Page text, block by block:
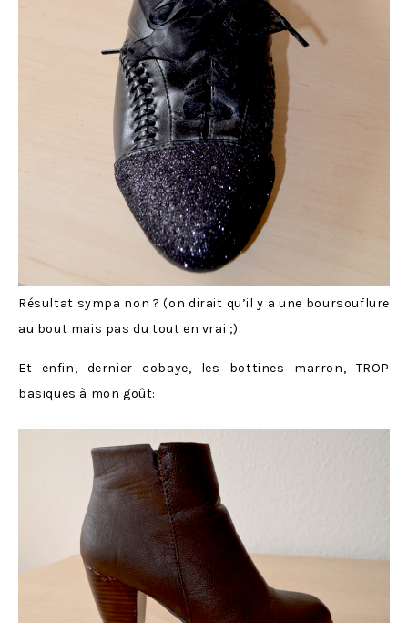
Résultat sympa non ? (on dirait qu’il y a une boursouflure
au bout mais pas du tout en vrai ;).
Et enfin, dernier cobaye, les bottines marron, TROP
basiques à mon goût: